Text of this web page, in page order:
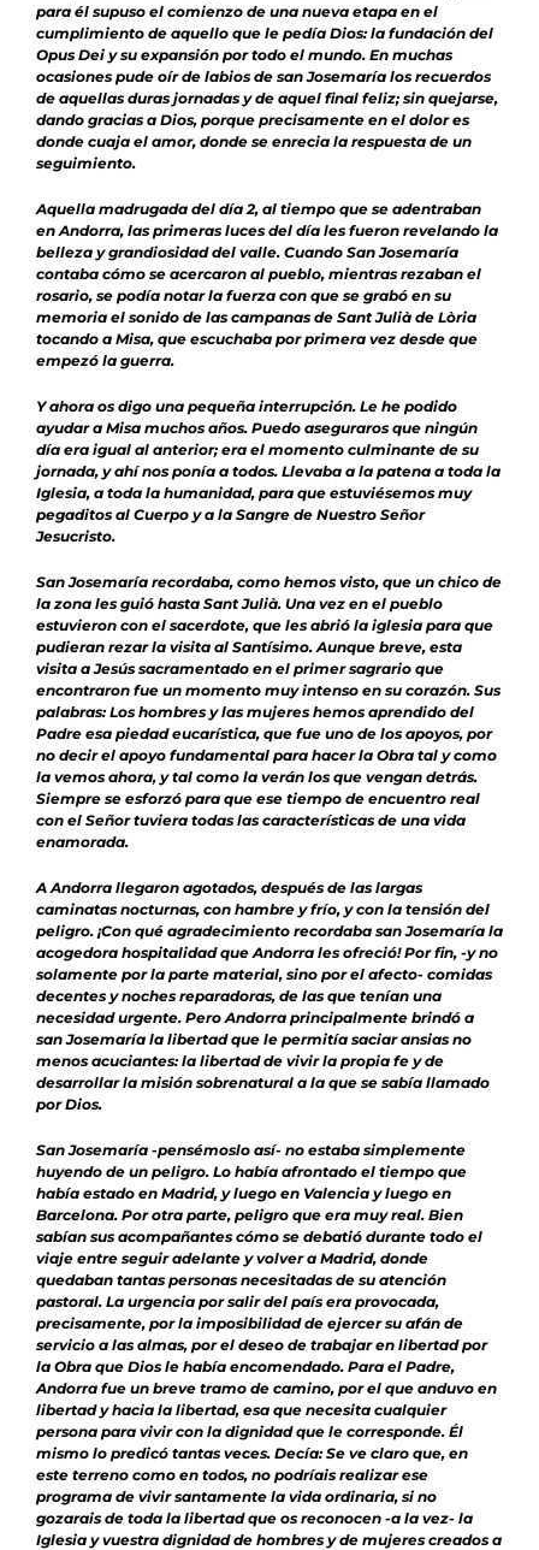
para él supuso el comienzo de una nueva etapa en el
cumplimiento de aquello que le pedía Dios: la fundación del
Opus Dei y su expansión por todo el mundo. En muchas
ocasiones pude oír de labios de san Josemaría los recuerdos
de aquellas duras jornadas y de aquel final feliz; sin quejarse,
dando gracias a Dios, porque precisamente en el dolor es
donde cuaja el amor, donde se enrecia la respuesta de un
seguimiento.
Aquella madrugada del día 2, al tiempo que se adentraban
en Andorra, las primeras luces del día les fueron revelando la
belleza y grandiosidad del valle. Cuando San Josemaría
contaba cómo se acercaron al pueblo, mientras rezaban el
rosario, se podía notar la fuerza con que se grabó en su
memoria el sonido de las campanas de Sant Julià de Lòria
tocando a Misa, que escuchaba por primera vez desde que
empezó la guerra.
Y ahora os digo una pequeña interrupción. Le he podido
ayudar a Misa muchos años. Puedo aseguraros que ningún
día era igual al anterior; era el momento culminante de su
jornada, y ahí nos ponía a todos. Llevaba a la patena a toda la
Iglesia, a toda la humanidad, para que estuviésemos muy
pegaditos al Cuerpo y a la Sangre de Nuestro Señor
Jesucristo.
San Josemaría recordaba, como hemos visto, que un chico de
la zona les guió hasta Sant Julià. Una vez en el pueblo
estuvieron con el sacerdote, que les abrió la iglesia para que
pudieran rezar la visita al Santísimo. Aunque breve, esta
visita a Jesús sacramentado en el primer sagrario que
encontraron fue un momento muy intenso en su corazón. Sus
palabras: Los hombres y las mujeres hemos aprendido del
Padre esa piedad eucarística, que fue uno de los apoyos, por
no decir el apoyo fundamental para hacer la Obra tal y como
la vemos ahora, y tal como la verán los que vengan detrás.
Siempre se esforzó para que ese tiempo de encuentro real
con el Señor tuviera todas las características de una vida
enamorada.
A Andorra llegaron agotados, después de las largas
caminatas nocturnas, con hambre y frío, y con la tensión del
peligro. ¡Con qué agradecimiento recordaba san Josemaría la
acogedora hospitalidad que Andorra les ofreció! Por fin, -y no
solamente por la parte material, sino por el afecto- comidas
decentes y noches reparadoras, de las que tenían una
necesidad urgente. Pero Andorra principalmente brindó a
san Josemaría la libertad que le permitía saciar ansias no
menos acuciantes: la libertad de vivir la propia fe y de
desarrollar la misión sobrenatural a la que se sabía llamado
por Dios.
San Josemaría -pensémoslo así- no estaba simplemente
huyendo de un peligro. Lo había afrontado el tiempo que
había estado en Madrid, y luego en Valencia y luego en
Barcelona. Por otra parte, peligro que era muy real. Bien
sabían sus acompañantes cómo se debatió durante todo el
viaje entre seguir adelante y volver a Madrid, donde
quedaban tantas personas necesitadas de su atención
pastoral. La urgencia por salir del país era provocada,
precisamente, por la imposibilidad de ejercer su afán de
servicio a las almas, por el deseo de trabajar en libertad por
la Obra que Dios le había encomendado. Para el Padre,
Andorra fue un breve tramo de camino, por el que anduvo en
libertad y hacia la libertad, esa que necesita cualquier
persona para vivir con la dignidad que le corresponde. Él
mismo lo predicó tantas veces. Decía: Se ve claro que, en
este terreno como en todos, no podríais realizar ese
programa de vivir santamente la vida ordinaria, si no
gozarais de toda la libertad que os reconocen -a la vez- la
Iglesia y vuestra dignidad de hombres y de mujeres creados a